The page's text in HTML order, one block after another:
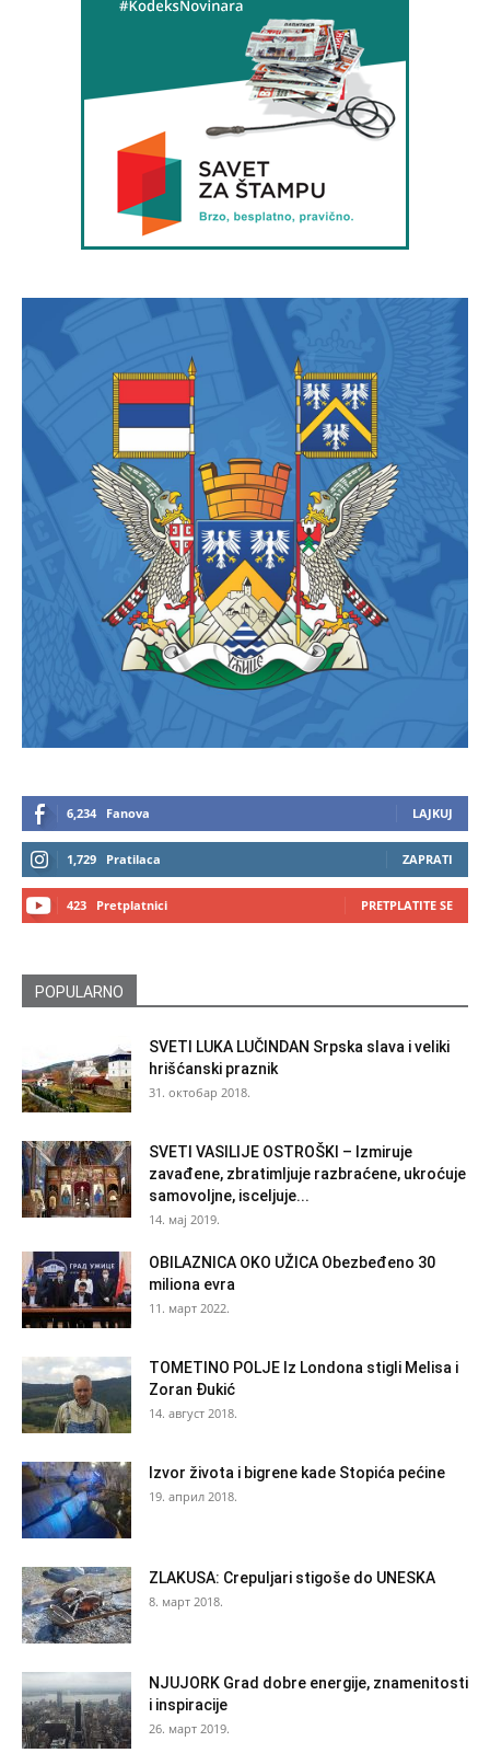
6,234 Fanova LAJKUJ
1,729 Pratilaca ZAPRATI
423 Pretplatnici PRETPLATITE SE
POPULARNO
SVETI LUKA LUČINDAN Srpska slava i veliki
hrišćanski praznik
31. октобар 2018.
SVETI VASILIJE OSTROŠKI – Izmiruje
zavađene, zbratimljuje razbraćene, ukroćuje
samovoljne, isceljuje...
14. мај 2019.
OBILAZNICA OKO UŽICA Obezbeđeno 30
miliona evra
11. март 2022.
TOMETINO POLJE Iz Londona stigli Melisa i
Zoran Đukić
14. август 2018.
Izvor života i bigrene kade Stopića pećine
19. април 2018.
ZLAKUSA: Crepuljari stigoše do UNESKA
8. март 2018.
NJUJORK Grad dobre energije, znamenitosti
i inspiracije
26. март 2019.